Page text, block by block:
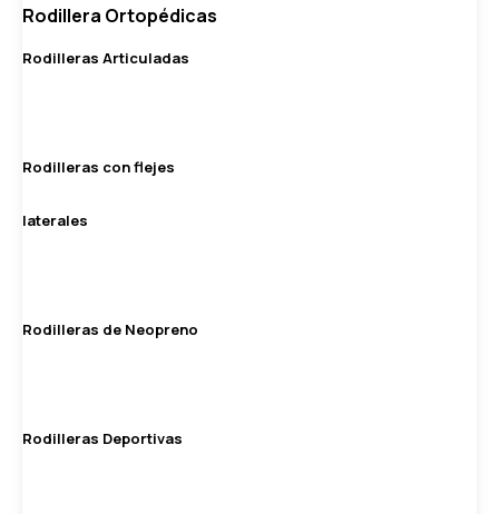
Rodillera Ortopédicas
Rodilleras Articuladas
Rodilleras con flejes
laterales
Rodilleras de Neopreno
Rodilleras Deportivas